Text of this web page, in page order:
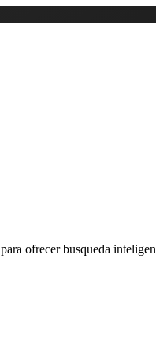
para ofrecer busqueda